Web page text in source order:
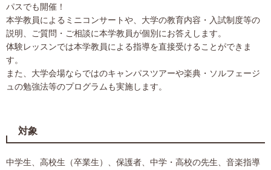
パスでも開催！
本学教員によるミニコンサートや、大学の教育内容・入試制度等の
説明、ご質問・ご相談に本学教員が個別にお答えします。
体験レッスンでは本学教員による指導を直接受けることができま
す。
また、大学会場ならではのキャンパスツアーや楽典・ソルフェージ
ュの勉強法等のプログラムも実施します。
対象
中学生、高校生（卒業生）、保護者、中学・高校の先生、音楽指導